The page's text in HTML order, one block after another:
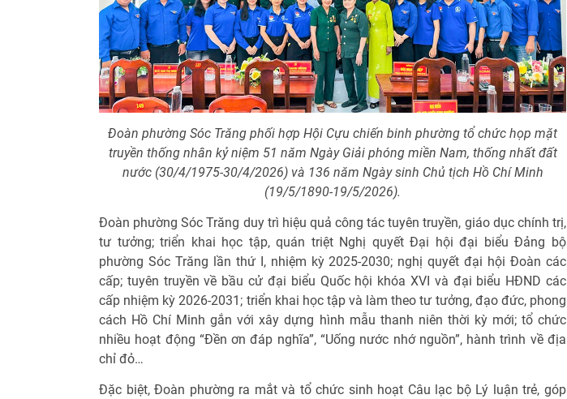
Đoàn phường Sóc Trăng phối hợp Hội Cựu chiến binh phường tổ chức họp mặt
truyền thống nhân kỷ niệm 51 năm Ngày Giải phóng miền Nam, thống nhất đất
nước (30/4/1975-30/4/2026) và 136 năm Ngày sinh Chủ tịch Hồ Chí Minh
(19/5/1890-19/5/2026).
Đoàn phường Sóc Trăng duy trì hiệu quả công tác tuyên truyền, giáo dục chính trị,
tư tưởng; triển khai học tập, quán triệt Nghị quyết Đại hội đại biểu Đảng bộ
phường Sóc Trăng lần thứ I, nhiệm kỳ 2025-2030; nghị quyết đại hội Đoàn các
cấp; tuyên truyền về bầu cử đại biểu Quốc hội khóa XVI và đại biểu HĐND các
cấp nhiệm kỳ 2026-2031; triển khai học tập và làm theo tư tưởng, đạo đức, phong
cách Hồ Chí Minh gắn với xây dựng hình mẫu thanh niên thời kỳ mới; tổ chức
nhiều hoạt động “Đền ơn đáp nghĩa”, “Uống nước nhớ nguồn”, hành trình về địa
chỉ đỏ…
Đặc biệt, Đoàn phường ra mắt và tổ chức sinh hoạt Câu lạc bộ Lý luận trẻ, góp